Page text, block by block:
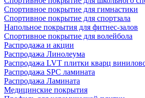
Спортивное покрытие для гимнастики
Спортивное покрытие для спортзала
Напольное покрытия для фитнес-залов
Спортивное покрытие для волейбола
Распродажа и акции
Распродажа Линолеума
Распродажа LVT плитки кварц
Распродажа SPC ламината
Распродажа Ламината
Медицинские покрытия